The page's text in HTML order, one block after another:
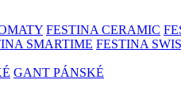
FESTINA CERAMIC
SMARTIME FESTINA
GANT PÁNSKÉ